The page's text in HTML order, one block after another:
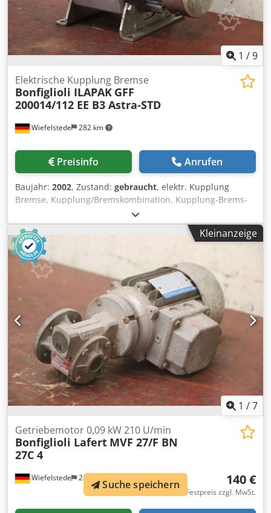
1 /9
Wiefelstede 282 km
Elektrische Kupplung Bremse
Bonfiglioli ILAPAK GFF
200014/112 EE B3 Astra-STD
Preisinfo Anrufen
Baujahr: 2002, Zustand: gebraucht, elektr. Kupplung
Bremse, Kupplung/Bremskombination, Kupplung-Brems-
Kombination für Umreifungsmaschine,
Verpackungsmaschine, Strapping Machine,
Skinpackmaschine, Einwickelmaschine, Wickelmaschine,
Antriebsaggregat für Stretchwickelanlage -Hersteller:
Bonfiglioli, Antriebsaggregat aus Verpackungsmaschine
ILAPAK Astra-STD Cedpfx Alju Npg Rocsha -Typ: GFF
200014/112 EE B3 -Motor: 24 VDC / 35 W -
Einzelkomponenten: siehe Fotos -Abmessungen:
345/180/H230 mm -Gewicht: 22 kg
Kleinanzeige
1 /7
Wiefelstede 282 km
Getriebemotor 0,09 kW 210 U/min
Bonfiglioli Lafert MVF 27/F BN
27C 4
140 €
Festpreis zzgl. MwSt.
Suche speichern